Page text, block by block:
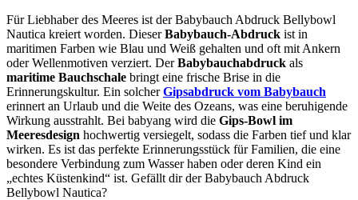
Für Liebhaber des Meeres ist der Babybauch Abdruck Bellybowl
Nautica kreiert worden. DieserBabybauch-Abdruck ist in
maritimen Farben wie Blau und Weiß gehalten und oft mit Ankern
oder Wellenmotiven verziert. DerBabybauchabdruck als
maritime Bauchschale bringt eine frische Brise in die
Erinnerungskultur. Ein solcherGipsabdruck vom Babybauch
erinnert an Urlaub und die Weite des Ozeans, was eine beruhigende
Wirkung ausstrahlt. Bei babyang wird die Gips-Bowl im
Meeresdesign hochwertig versiegelt, sodass die Farben tief und klar
wirken. Es ist das perfekte Erinnerungsstück für Familien, die eine
besondere Verbindung zum Wasser haben oder deren Kind ein
„echtes Küstenkind“ ist. Gefällt dir der Babybauch Abdruck
Bellybowl Nautica?